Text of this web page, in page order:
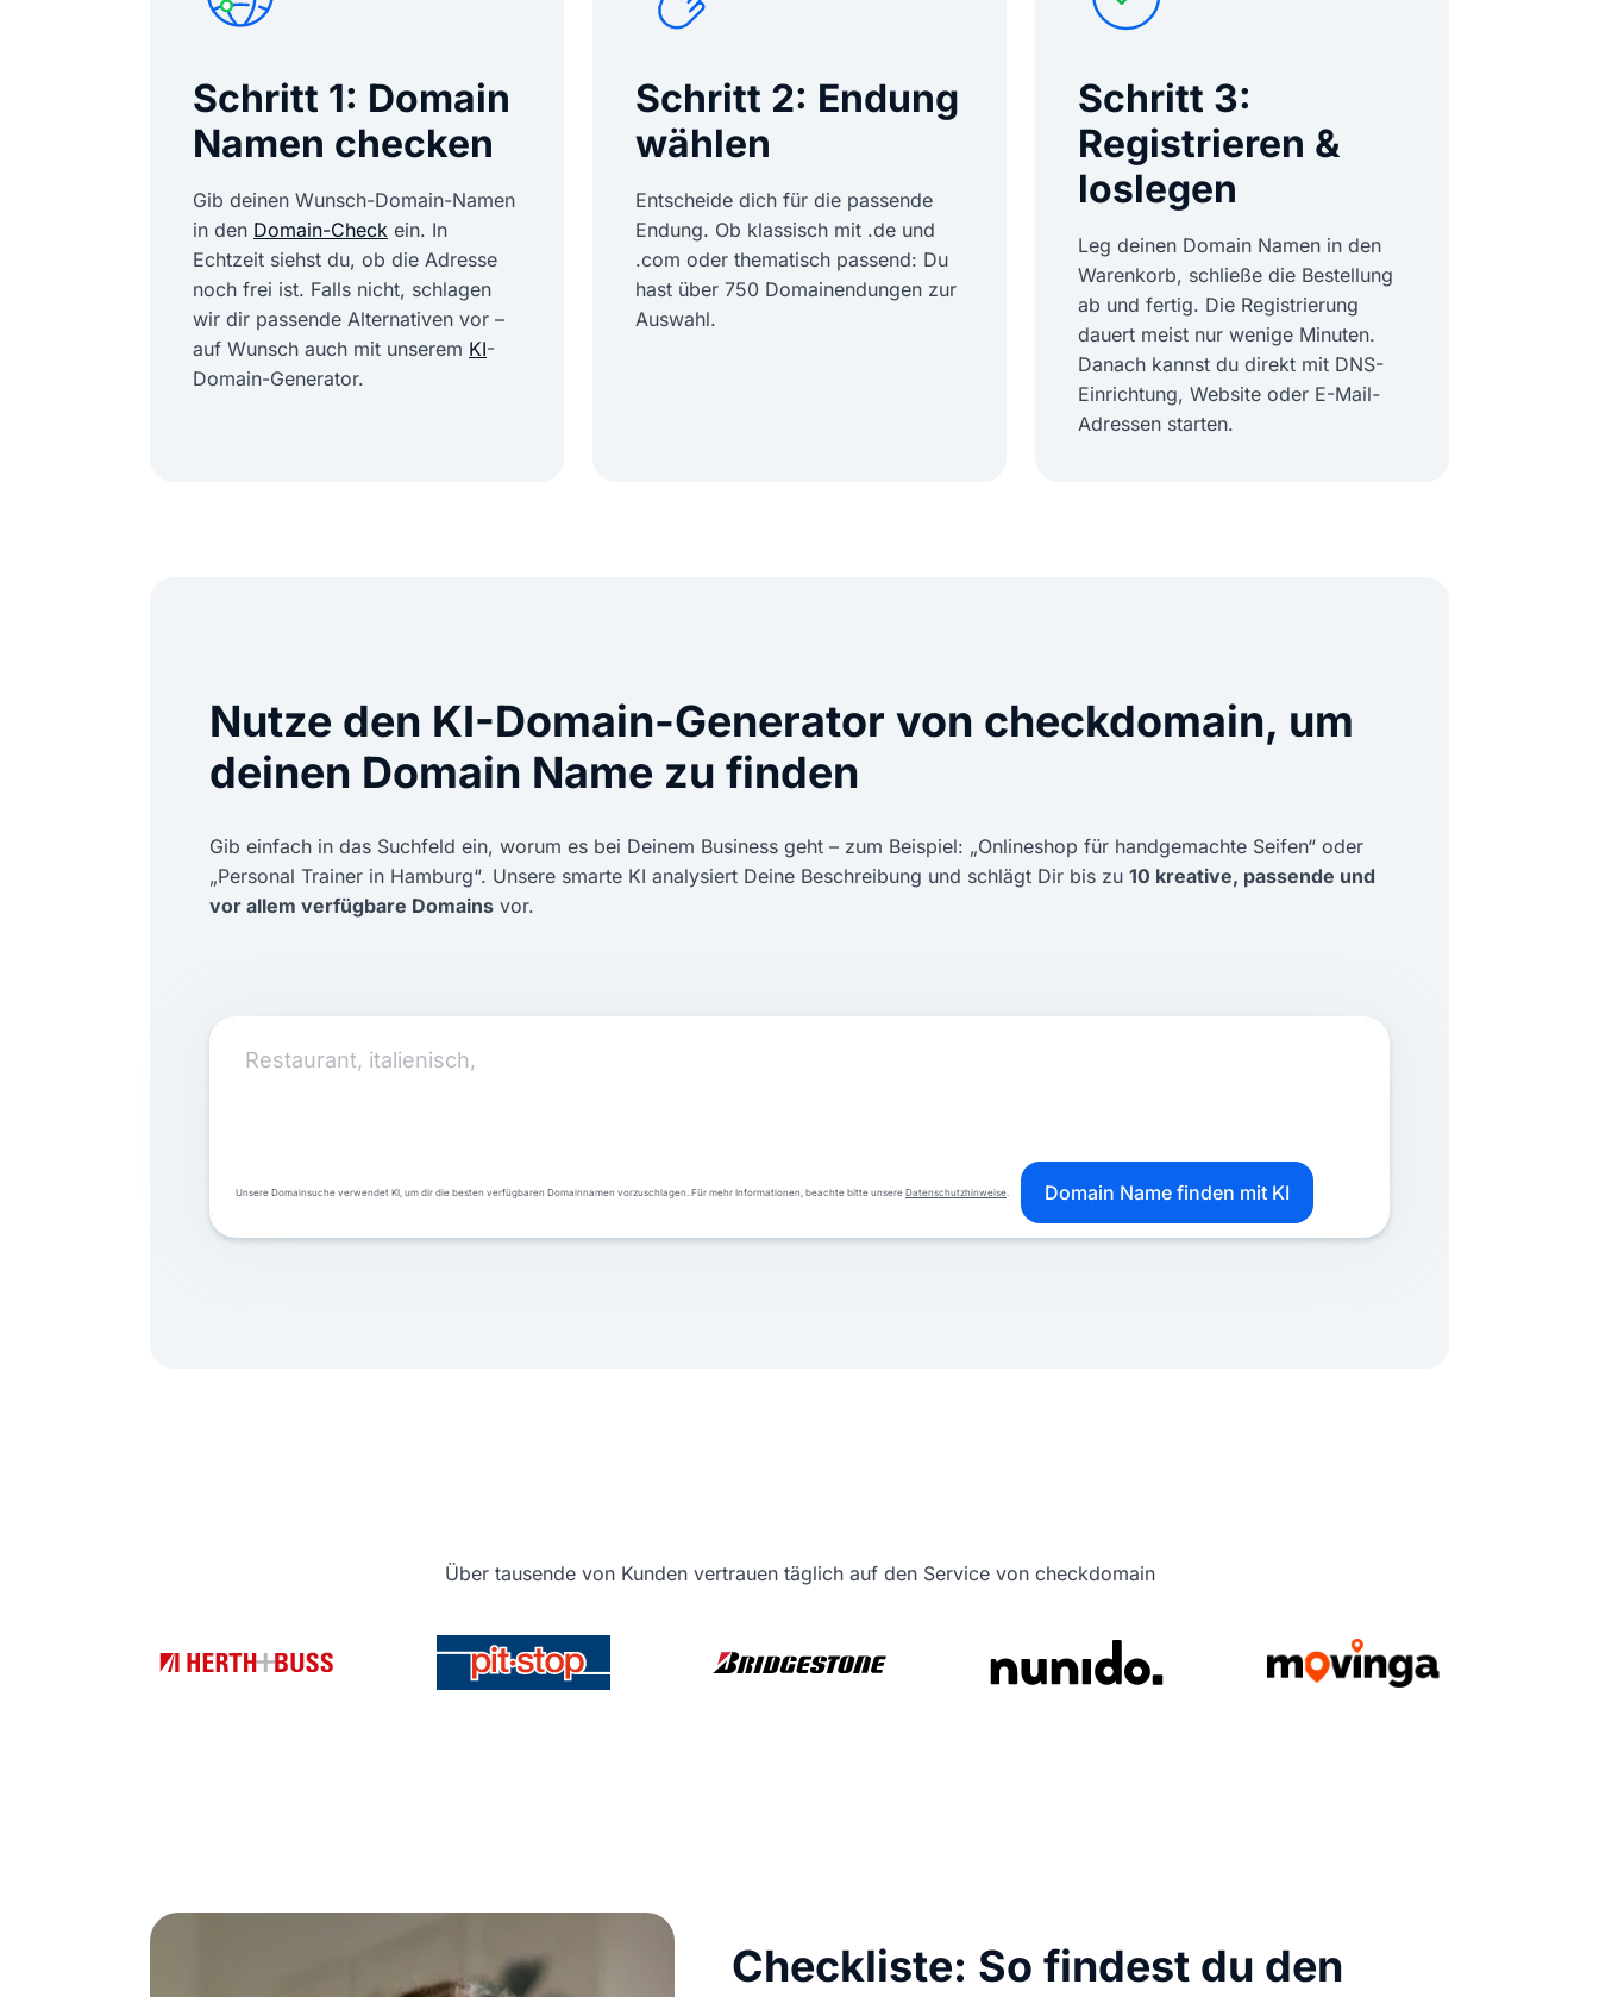
Schritt 1: Domain
Namen checken
Gib deinen Wunsch-Domain-Namen
in den Domain-Check ein. In
Echtzeit siehst du, ob die Adresse
noch frei ist. Falls nicht, schlagen
wir dir passende Alternativen vor –
auf Wunsch auch mit unserem KI-
Domain-Generator.
Schritt 2: Endung
wählen
Entscheide dich für die passende
Endung. Ob klassisch mit .de und
.com oder thematisch passend: Du
hast über 750 Domainendungen zur
Auswahl.
Schritt 3:
Registrieren &
loslegen
Leg deinen Domain Namen in den
Warenkorb, schließe die Bestellung
ab und fertig. Die Registrierung
dauert meist nur wenige Minuten.
Danach kannst du direkt mit DNS-
Einrichtung, Website oder E-Mail-
Adressen starten.
Nutze den KI-Domain-Generator von checkdomain, um
deinen Domain Name zu finden
Gib einfach in das Suchfeld ein, worum es bei Deinem Business geht – zum Beispiel: „Onlineshop für handgemachte Seifen“ oder
„Personal Trainer in Hamburg“. Unsere smarte KI analysiert Deine Beschreibung und schlägt Dir bis zu 10 kreative, passende und
vor allem verfügbare Domains vor.
Gib deine Wunschdomain ein
Unsere Domainsuche verwendet KI, um dir die besten verfügbaren Domainnamen vorzuschlagen. Für mehr Informationen, beachte bitte unsere Datenschutzhinweise Domain Name finden mit KI
Über tausende von Kunden vertrauen täglich auf den Service von checkdomain
Checkliste: So findest du den